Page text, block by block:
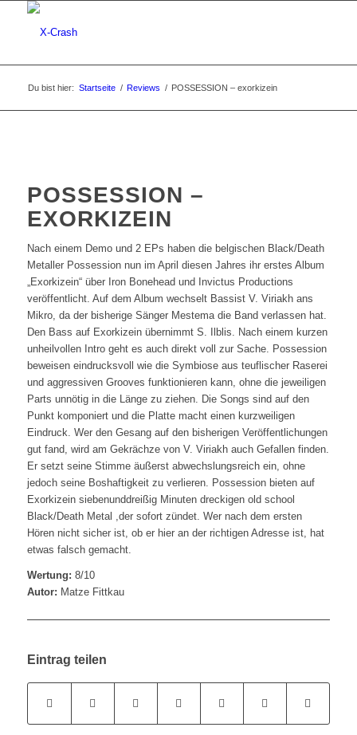
Du bist hier: Startseite / Reviews / POSSESSION – exorkizein
POSSESSION –
EXORKIZEIN
Nach einem Demo und 2 EPs haben die belgischen Black/Death
Metaller Possession nun im April diesen Jahres ihr erstes Album
„Exorkizein“ über Iron Bonehead und Invictus Productions
veröffentlicht. Auf dem Album wechselt Bassist V. Viriakh ans
Mikro, da der bisherige Sänger Mestema die Band verlassen hat.
Den Bass auf Exorkizein übernimmt S. Ilblis. Nach einem kurzen
unheilvollen Intro geht es auch direkt voll zur Sache. Possession
beweisen eindrucksvoll wie die Symbiose aus teuflischer Raserei
und aggressiven Grooves funktionieren kann, ohne die jeweiligen
Parts unnötig in die Länge zu ziehen. Die Songs sind auf den
Punkt komponiert und die Platte macht einen kurzweiligen
Eindruck. Wer den Gesang auf den bisherigen Veröffentlichungen
gut fand, wird am Gekrächze von V. Viriakh auch Gefallen finden.
Er setzt seine Stimme äußerst abwechslungsreich ein, ohne
jedoch seine Boshaftigkeit zu verlieren. Possession bieten auf
Exorkizein siebenunddreißig Minuten dreckigen old school
Black/Death Metal ,der sofort zündet. Wer nach dem ersten
Hören nicht sicher ist, ob er hier an der richtigen Adresse ist, hat
etwas falsch gemacht.
Wertung: 8/10
Autor: Matze Fittkau
Eintrag teilen